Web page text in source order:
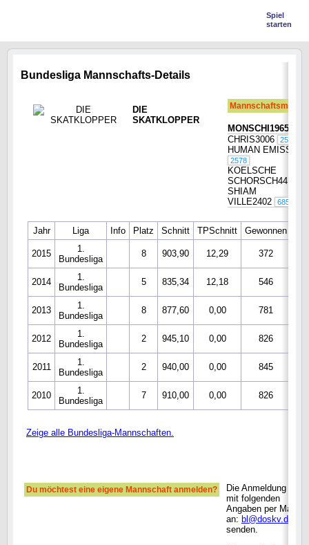
Spiel
starten
Bundesliga Mannschafts-Details
DIE
SKATKLOPPER
MONSCHI1965
CHRIS3006 251
HUMAN
2578
KOELSCHE
SCHORSCH44
SHIAM
VILLE2402
6857
Jahr Liga Info Platz Schnitt TPSchnitt Gewonnen
2015
1.
Bundesliga
8 903,90 12,29 372
2014
1.
Bundesliga
5 835,34 12,18 546
2013
1.
Bundesliga
8 877,60 0,00 781
2012
1.
Bundesliga
2 945,10 0,00 826
2011
1.
Bundesliga
2 940,00 0,00 845
2010
1.
Bundesliga
7 910,00 0,00 826
Zeige alle Bundesliga-Mannschaften.
Du möchtest eine eigene Mannschaft anmelden?
Die Anmeldung bitte
mit folgenden
Angaben per Mail
an: bl@doskv.de
senden.